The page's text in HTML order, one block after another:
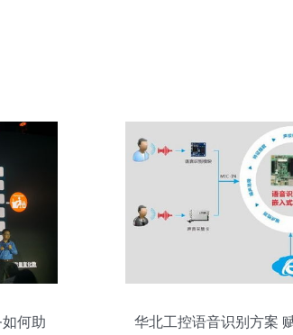
何助 华北工控语音识别方案